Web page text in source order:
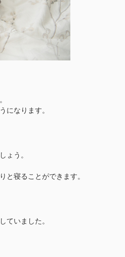
になります。
ょう。
と寝ることができます。
ていました。